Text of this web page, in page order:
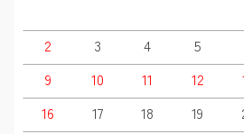
2
3 4 5
9
10 11 12
16
17 18 19